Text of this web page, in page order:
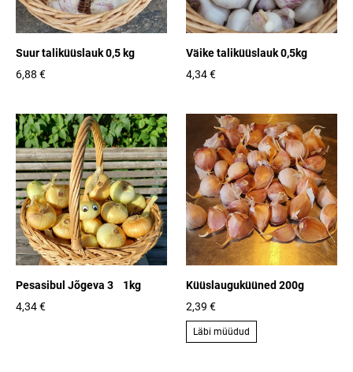
Suur taliküüslauk 0,5 kg
6,88 €
Väike taliküüslauk 0,5kg
4,34 €
Pesasibul Jõgeva 3 1kg
4,34 €
Küüslauguküüned 200g
2,39 €
Läbi müüdud